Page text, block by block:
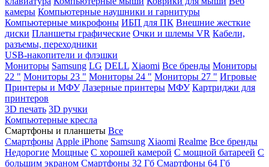
камеры Компьютерные наушники и гарнитуры
Компьютерные микрофоны ИБП для ПК Внешние жесткие
диски Планшеты графические Очки и шлемы VR Кабели,
разъемы, переходники
USB-накопители и флэшки
Мониторы Samsung LG DELL Xiaomi Все бренды Мониторы
22 " Мониторы 23 " Мониторы 24 " Мониторы 27 " Игровые
Принтеры и МФУ Лазерные принтеры МФУ Картриджи для
принтеров
3D печать 3D ручки
Компьютерные кресла
Смартфоны и планшеты Все
Смартфоны Apple iPhone Samsung Xiaomi Realme Все бренды
Недорогие Мощные С хорошей камерой С мощной батареей С
большим экраном Смартфоны 32 Гб Смартфоны 64 Гб